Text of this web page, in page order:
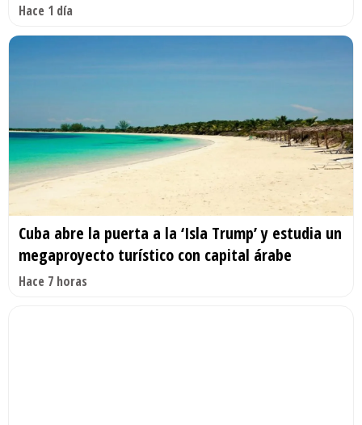
Hace 1 día
Cuba abre la puerta a la ‘Isla Trump’ y estudia un
megaproyecto turístico con capital árabe
Hace 7 horas